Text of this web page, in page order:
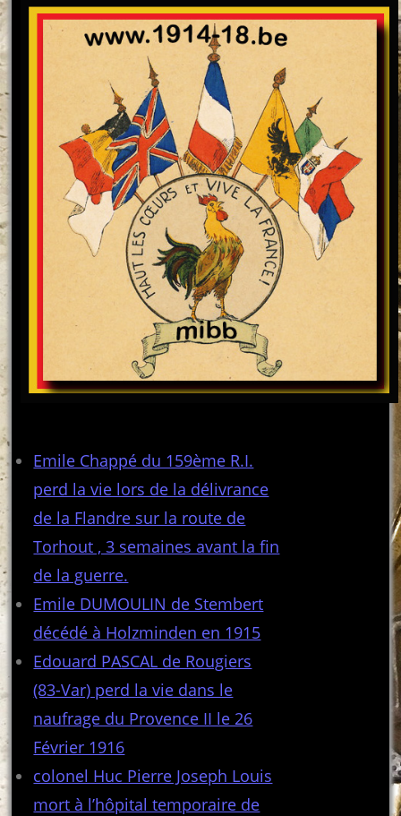
Emile Chappé du 159ème R.I.
perd la vie lors de la délivrance
de la Flandre sur la route de
Torhout , 3 semaines avant la fin
de la guerre.
Emile DUMOULIN de Stembert
décédé à Holzminden en 1915
Edouard PASCAL de Rougiers
(83-Var) perd la vie dans le
naufrage du Provence II le 26
Février 1916
colonel Huc Pierre Joseph Louis
mort à l’hôpital temporaire de